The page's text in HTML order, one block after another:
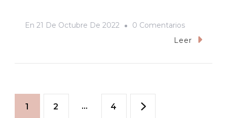
En 21 De Octubre De 2022 0 ComentariosEn
Erotismos
Leer
Paginación
Página
1 Página
2 … Página
4